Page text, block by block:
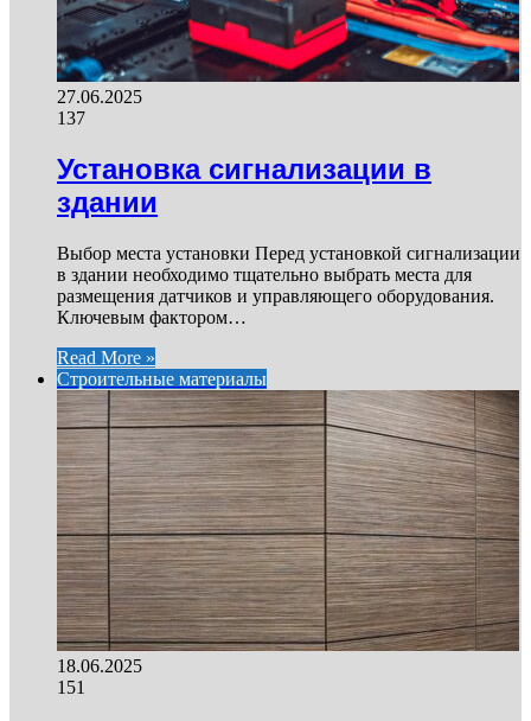
27.06.2025
137
Установка сигнализации в
здании
Выбор места установки Перед установкой сигнализации
в здании необходимо тщательно выбрать места для
размещения датчиков и управляющего оборудования.
Ключевым фактором…
Read More »
Строительные материалы
18.06.2025
151